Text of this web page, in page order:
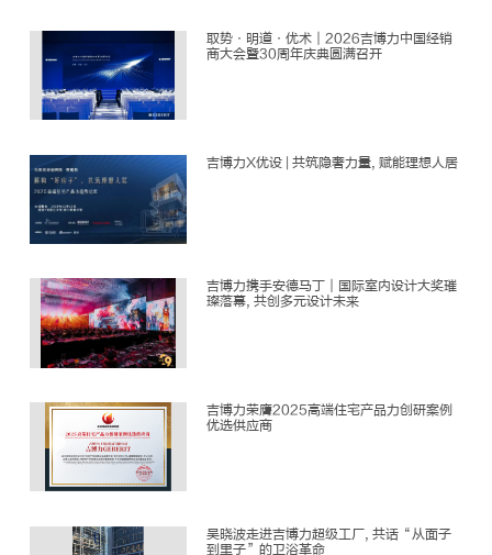
取势·明道·优术｜2026吉博力中国经销
商大会暨30周年庆典圆满召开
吉博力X优设 | 共筑隐奢力量, 赋能理想人居
吉博力携手安德马丁｜国际室内设计大奖璀
璨落幕, 共创多元设计未来
吉博力荣膺2025高端住宅产品力创研案例
优选供应商
吴晓波走进吉博力超级工厂, 共话“从面子
到里子”的卫浴革命